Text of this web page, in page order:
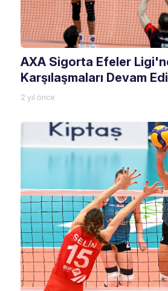
AXA Sigorta Efeler
Karşılaşmaları Devam
2 yıl önce